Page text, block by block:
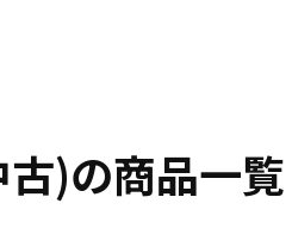
)の商品一覧